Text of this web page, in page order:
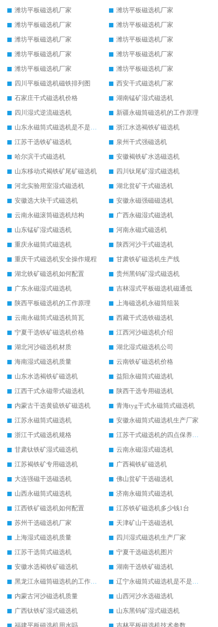
潍坊平板磁选机厂家
潍坊平板磁选机厂家
潍坊平板磁选机厂家
潍坊平板磁选机厂家
潍坊平板磁选机厂家
潍坊平板磁选机厂家
潍坊平板磁选机厂家
潍坊平板磁选机厂家
潍坊平板磁选机厂家
潍坊平板磁选机厂家
四川平板磁选机磁铁排列图
西安干式磁选机厂家
石家庄干式磁选机价格
湖南锰矿湿式磁选机
四川湿式逆流磁选机
新疆永磁筒磁选机的工作原理
山东永磁筒式磁选机是不是强磁
浙江水选褐铁矿磁选机
江苏干选铁矿磁选机
泉州干式强磁选机
哈尔滨干式磁选机
安徽褐铁矿水选磁选机
山东移动式褐铁矿尾矿磁选机
四川钛尾矿湿式磁选机
河北实验用室湿式磁选机
湖北贫矿干式磁选机
安徽选大块干式磁选机
安徽永磁强磁磁选机
云南永磁滚筒磁选机结构
广西永磁湿式磁选机
山东锰矿湿式磁选机
河南永磁式磁选机
重庆永磁筒式磁选机
陕西河沙干式磁选机
重庆干式磁选机安全操作规程
甘肃铁矿磁选机生产线
湖北铁矿磁选机如何配置
贵州黑钨矿湿式磁选机
广东永磁湿式磁选机
吉林湿式平板磁选机磁通低
陕西平板磁选机的工作原理
上海磁选机永磁筒组装
云南永磁筒式磁选机筒瓦
西藏干式选铁磁选机
宁夏干选铁矿磁选机价格
江西河沙磁选机介绍
湖北河沙磁选机材质
湖北湿式磁选机公司
海南湿式磁选机质量
云南铁矿磁选机价格
山东水选褐铁矿磁选机
益阳永磁筒式磁选机
江西干式永磁带式磁选机
陕西干选专用磁选机
内蒙古干选黄硫铁矿磁选机
青海tyg干式永磁筒式磁选机
江苏永磁筒式磁选机
安徽永磁筒式磁选机生产厂家
浙江干式磁选机规格
江苏干式磁选机的四点保养秘籍
甘肃钛铁矿湿式磁选机
云南永磁湿式磁选机
江苏褐铁矿专用磁选机
广西褐铁矿磁选机
大连强磁干选磁选机
佛山贫矿干选磁选机
山西永磁筒式磁选机
济南永磁筒式磁选机
江西铁矿磁选机如何配置
江苏铁矿磁选机多少钱1台
苏州干选磁选机厂家
天津矿山干选磁选机
上海湿式磁选机质量
四川湿式磁选机生产厂家
江苏干选筒式磁选机
宁夏干选磁选机图片
安徽水选褐铁矿磁选机
湖南干选铁矿磁选机
黑龙江永磁筒磁选机的工作原理
辽宁永磁筒式磁选机是不是强磁
内蒙古河沙磁选机质量
山西河沙水选磁选机
广西钛铁矿湿式磁选机
山东黑钨矿湿式磁选机
福建平板磁选机用水吗
吉林平板磁选机技术参数